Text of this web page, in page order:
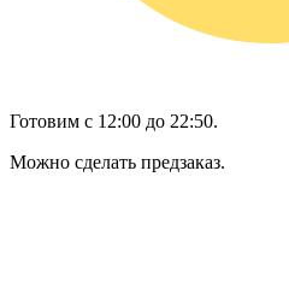
Готовим с 12:00 до 22:50.
Можно сделать предзаказ.